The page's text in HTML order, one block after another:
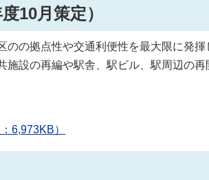
10月策定）
の拠点性や交通利便性を最大限に発揮
設の再編や駅舎、駅ビル、駅周辺の再
6,973KB）